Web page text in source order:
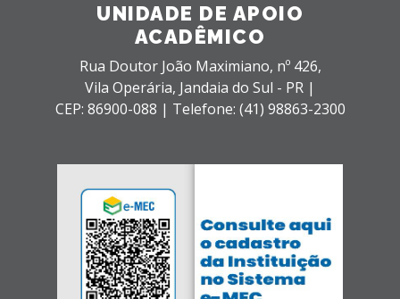
UNIDADE DE APOIO
ACADÊMICO
Rua Doutor João Maximiano, nº 426,
Vila Operária, Jandaia do Sul - PR |
CEP: 86900-088 | Telefone: (41) 98863-2300